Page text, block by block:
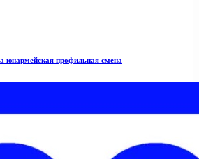
юнармейская профильная смена